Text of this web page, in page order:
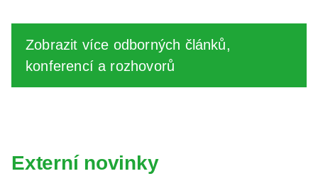
Zobrazit více odborných článků,
konferencí a rozhovorů
Externí novinky